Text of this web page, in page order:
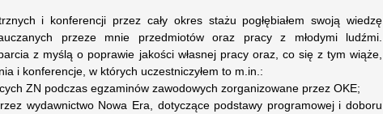
i konferencji przez cały okres stażu pogłębiałem swoją wiedzę
przeze mnie przedmiotów oraz pracy z młodymi ludźmi.
z myślą o poprawie jakości własnej pracy oraz, co się z tym wiąże,
i konferencje, w których uczestniczyłem to m.in.:
ZN podczas egzaminów zawodowych zorganizowane przez OKE;
wydawnictwo Nowa Era, dotyczące podstawy programowej i doboru